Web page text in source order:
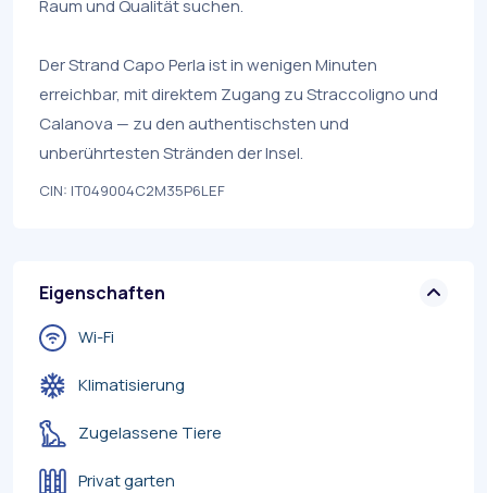
Raum und Qualität suchen.
Der Strand Capo Perla ist in wenigen Minuten
erreichbar, mit direktem Zugang zu Straccoligno und
Calanova — zu den authentischsten und
unberührtesten Stränden der Insel.
CIN: IT049004C2M35P6LEF
Eigenschaften
Wi-Fi
Klimatisierung
Zugelassene Tiere
Privat garten